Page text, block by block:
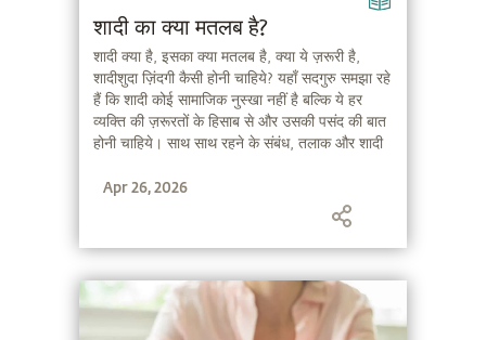
शादी का क्या मतलब है?
शादी क्या है, इसका क्या मतलब है, क्या ये ज़रूरी है,
शादीशुदा ज़िंदगी कैसी होनी चाहिये? यहाँ सदगुरु समझा रहे
हैं कि शादी कोई सामाजिक नुस्खा नहीं है बल्कि ये हर
व्यक्ति की ज़रूरतों के हिसाब से और उसकी पसंद की बात
होनी चाहिये। साथ साथ रहने के संबंध, तलाक और शादी
विचार रख रहे हैं।
Apr 26, 2026